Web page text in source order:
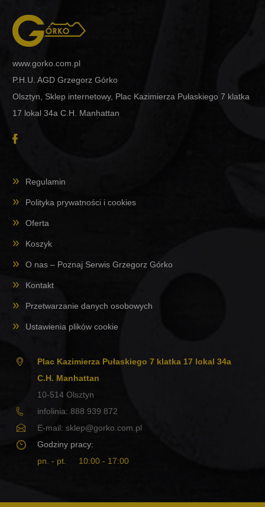
www.gorko.com.pl
P.H.U. AGD Grzegorz Górko
Olsztyn, Sklep internetowy, Plac Kazimierza Pułaskiego 7 klatka
17 lokal 34a C.H. Manhattan
Regulamin
Polityka prywatności i cookies
Oferta
Koszyk
O nas – Poznaj Serwis Grzegorz Górko
Kontakt
Przetwarzanie danych osobowych
Ustawienia plików cookie
Plac Kazimierza Pułaskiego 7 klatka 17 lokal 34a
C.H. Manhattan
10-514 Olsztyn
infolinia: 888 939 872
E-mail: sklep@gorko.com.pl
Godziny pracy:
pn. - pt.
10:00 - 17:00